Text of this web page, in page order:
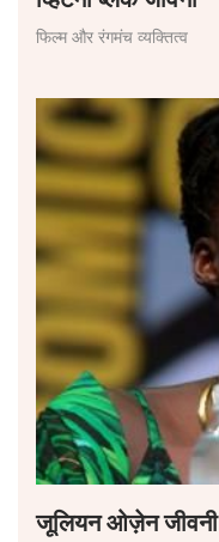
फिल्म और रंगमंच व्यक्तित्व
जूलियन ओज़ेन जीवनी